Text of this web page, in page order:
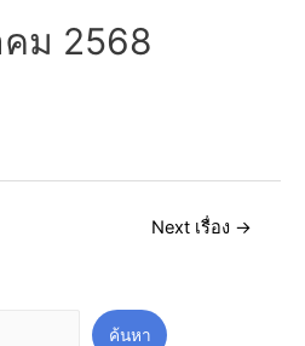
ม 2568
Next เรื่อง →
ค้นหา